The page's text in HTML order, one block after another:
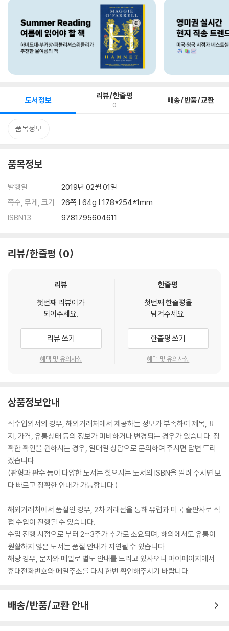
도서정보 리뷰/한줄평
0 배송/반품/교환
품목정보
품목정보
발행일
2019년 02월 01일
쪽수, 무게, 크기
26쪽 | 64g | 178*254*1mm
ISBN13
9781795604611
리뷰/한줄평 0
리뷰
첫번째 리뷰어가
되어주세요.
리뷰 쓰기
혜택 및 유의사항
한줄평
첫번째 한줄평을
남겨주세요.
한줄평 쓰기
혜택 및 유의사항
상품정보안내
직수입외서의 경우, 해외거래처에서 제공하는 정보가 부족하여 제목, 표
지, 가격, 유통상태 등의 정보가 미비하거나 변경되는 경우가 있습니다. 정
확한 확인을 원하시는 경우, 일대일 상담으로 문의하여 주시면 답변 드리
겠습니다.
(판형과 판수 등이 다양한 도서는 찾으시는 도서의 ISBN을 알려 주시면 보
다 빠르고 정확한 안내가 가능합니다.)
해외거래처에서 품절인 경우, 2차 거래선을 통해 유럽과 미국 출판사로 직
접 수입이 진행될 수 있습니다.
수입 진행 시점으로 부터 2~3주가 추가로 소요되며, 해외에서도 유통이
원활하지 않은 도서는 품절 안내가 지연될 수 있습니다.
해당 경우, 문자와 메일로 별도 안내를 드리고 있사오니 마이페이지에서
휴대전화번호와 메일주소를 다시 한번 확인해주시기 바랍니다.
배송/반품/교환 안내